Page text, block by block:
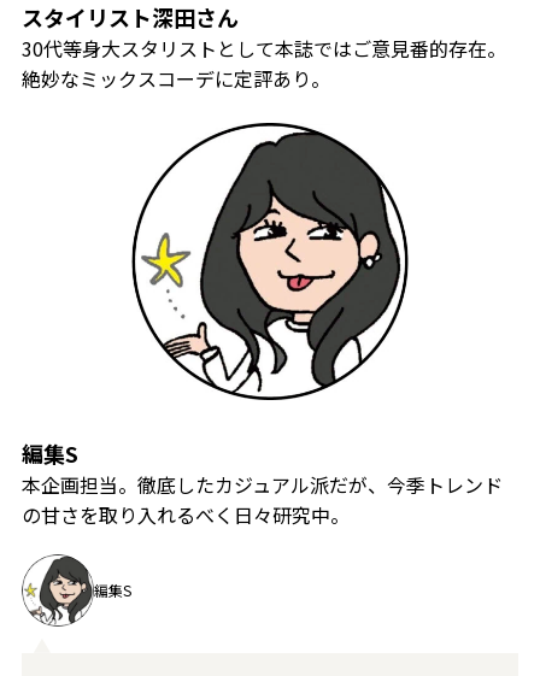
スタイリスト深田さん
30代等身大スタリストとして本誌ではご意見番的存在。
絶妙なミックスコーデに定評あり。
編集S
本企画担当。徹底したカジュアル派だが、今季トレンド
の甘さを取り入れるべく日々研究中。
編集S